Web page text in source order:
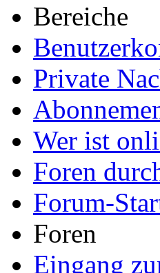
Bereiche
Private
Wer ist
Foren
Forum-
Foren
Eingang